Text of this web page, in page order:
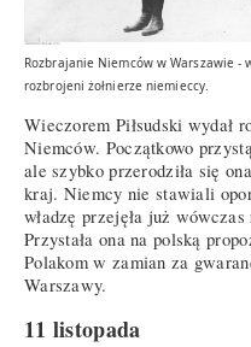
Rozbrajanie Niemców w Warszawie -
rozbrojeni żołnierze niemieccy.
Wieczorem Piłsudski wydał
Niemców. Początkowo
ale szybko przerodziła się
kraj. Niemcy nie stawiali
władzę przejęła już
Przystała ona na polską
Polakom w zamian za
Warszawy.
11 listopada